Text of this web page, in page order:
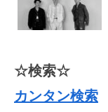
☆検索☆
カンタン検索